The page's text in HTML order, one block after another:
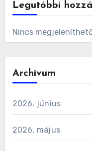
Legutóbbi
Nincs
Archívum
2026. június
2026. május